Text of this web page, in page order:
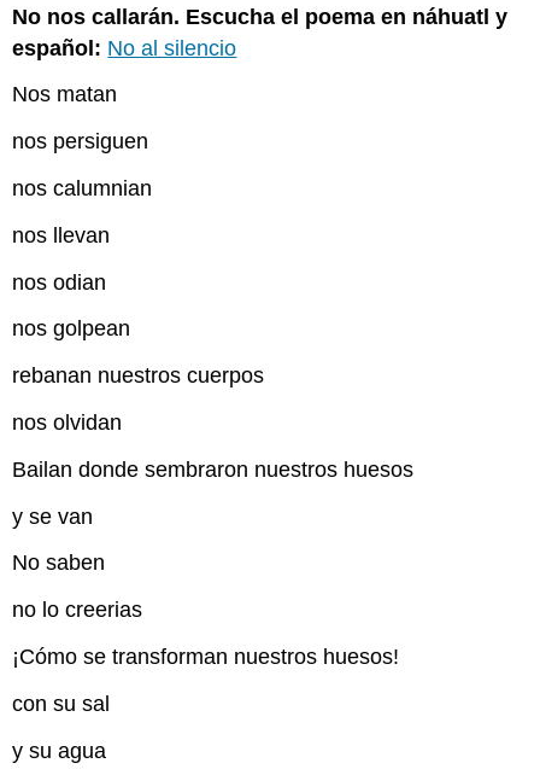
No nos callarán. Escucha el poema en náhuatl y
español: No al silencio
Nos matan
nos persiguen
nos calumnian
nos llevan
nos odian
nos golpean
rebanan nuestros cuerpos
nos olvidan
Bailan donde sembraron nuestros huesos
y se van
No saben
no lo creerias
¡Cómo se transforman nuestros huesos!
con su sal
y su agua